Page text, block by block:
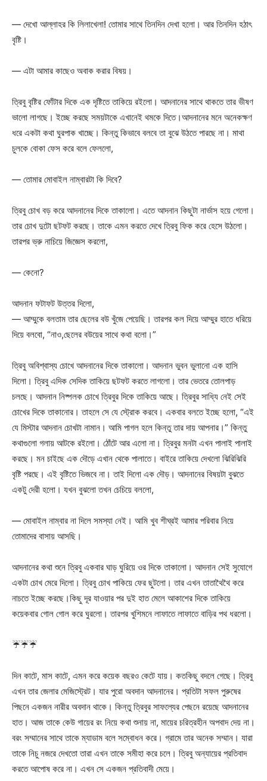
— দেখো আল্লাহর কি লিলাখেলা! তোমার সাথে তিনদিন দেখা হলো। আর তিনদিন হঠাৎ
বৃষ্টি।
— এটা আমার কাছেও অবাক করার বিষয়।
ত্রিবু বৃষ্টির ফোঁটার দিকে এক দৃষ্টিতে তাকিয়ে রইলো। আদনানের সাথে থাকতে তার ভীষণ
ভালো লাগছে। ইচ্ছে করছে সময়টাকে এখানেই থমকে দিতে।আদনানের মনে অনেকক্ষণ
ধরে একটা কথা ঘুরপাক খাচ্ছে। কিন্তু কিভাবে বলবে তা বুঝে উঠতে পারছে না। মাথা
চুলকে বোকা ফেস করে বলে ফেললো,
— তোমার মোবাইল নাম্বারটা কি দিবে?
ত্রিবু চোখ বড় করে আদনানের দিকে তাকালো। এতে আদনান কিছুটা নার্ভাস হয়ে গেলো।
তার চোখ দুটো ছটফট করছে। তাকে এমন করতে দেখে ত্রিবু ফিক করে হেসে উঠলো।
তারপর ভ্রু নাচিয়ে জিজ্ঞেস করলো,
— কেনো?
আদনান ফটাফট উত্তর দিলো,
— আম্মুকে বলতাম তার ছেলের বউ খুঁজে পেয়েছি। তারপর কল দিয়ে আম্মুর হাতে ধরিয়ে
দিয়ে বলবো, “নাও,ছেলের বউয়ের সাথে কথা বলো।”
ত্রিবু অবিশ্বাস্য চোখে আদনানের দিকে তাকালো। আদনান ভুবন ভুলানো এক হাসি
দিলো। ত্রিবু এদিক সেদিক তাকিয়ে ছটফট করতে লাগলো। তার ভেতরে তোলপাড়
চলছে। আদনান নিষ্পলক চোখে ত্রিবুর দিকে তাকিয়ে আছে। ত্রিবুর সাধ্যি নেই সেই
চোখের দিকে তাকানোর। তাহলে সে যে স্ট্রোক করবে। একবার বলতে ইচ্ছে হলো, “এই
যে মিস্টার আদনান চোখটা নামান। আমি পাগল হলে কিন্তু তার দায় আপনার।” কিন্তু
কথাগুলো গলায় আটকে রইলো। ঠোঁটে আর এলো না। ত্রিবুর মনটা এখন পালাই পালাই
করছে। মন চাইছে এক দৌড়ে এখান থেকে পালাতে। বাইরে তাকিয়ে দেখলো ঝিরিঝিরি
বৃষ্টি পরছে। এই বৃষ্টিতে ভিজবে না। তাই দিলো এক দৌড়। আদনানের বিষয়টা বুঝতে
একটু দেরী হলো। যখন বুঝলো তখন চেচিয়ে বললো,
— মোবাইল নাম্বার না দিলে সমস্যা নেই। আমি খুব শীঘ্রই আমার পরিবার নিয়ে
তোমাদের বাসায় আসছি।
আদনানের কথা শুনে ত্রিবু একবার ঘাড় ঘুরিয়ে ওর দিকে তাকালো। আদনান সেই সুযোগে
একটা চোখ মেরে দিলো। ত্রিবু চোখ পাকিয়ে ফের ছুটলো। তার এখন তাতাথৈথৈ করে
নাচতে ইচ্ছে করছে।কিছু দূর যাওয়ার পর দুই হাত মেলে আকাশের দিকে তাকিয়ে
কয়েকবার গোল গোল করে ঘুরলো। তারপর খুশিমনে লাফাতে লাফাতে বাড়ির পথ ধরলো।
☔☔☔
দিন কাটে, মাস কাটে, এমন করে কয়েক বছরও কেটে যায়। কতকিছু বদলে গেছে। ত্রিবু
এখন তার জেলার মেজিস্ট্রেট। যার পুরো অবদান আদনানের। প্রতিটা সফল পুরুষের
পিছনে একজন নারীর অবদান থাকে। কিন্তু ত্রিবুর সাফল্যের পেছনে রয়েছে আদনানের
হাত। আজ তাকে কেউ গায়ের রং নিয়ে কথা শুনায় না, মায়ের চরিত্রহীন অপবাদ দেয় না।
বরং সম্মানের সাথে তাকে ম্যাডাম বলে সম্বোধন করে। গ্রামে তার অনেক সম্মান। যারা
তাকে নিচু নজরে দেখতো তারা এখন তাকে সমীহা করে চলে। ত্রিবু অন্যায়ের প্রতিবাদ
করতে আপোষ করে না। এখন সে একজন প্রতিবাদী মেয়ে।